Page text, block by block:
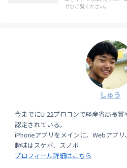
ぜひご覧ください。
しゅう
今までにU-22プロコンで経産省局長
認定されている。
iPhoneアプリをメインに、Webアプリ
趣味はスケボ、スノボ
プロフィール詳細はこちら